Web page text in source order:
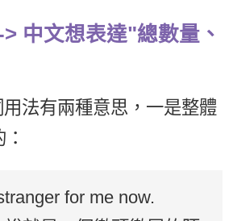
中文想表達"總數量、
法有兩種意思，一是整體
for me now.